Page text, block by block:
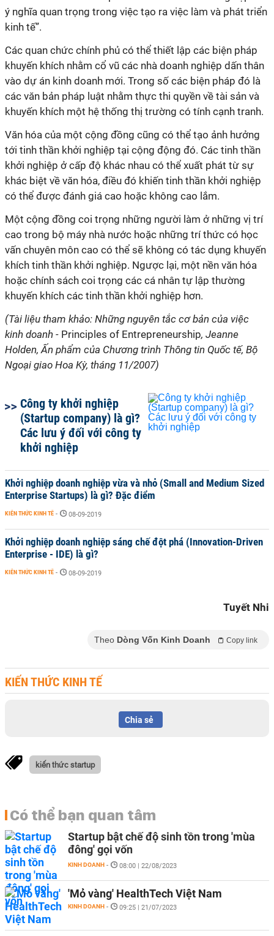
ý nghĩa quan trọng trong việc tạo ra việc làm và phát triển
kinh tế”.
Các quan chức chính phủ có thể thiết lập các biện pháp
khuyến khích nhằm cổ vũ các nhà doanh nghiệp dấn thân
vào dự án kinh doanh mới. Trong số các biện pháp đó là
các văn bản pháp luật nhằm thực thi quyền về tài sản và
khuyến khích một hệ thống thị trường có tính cạnh tranh.
Văn hóa của một cộng đồng cũng có thể tạo ảnh hưởng
tới tinh thần khởi nghiệp tại cộng động đó. Các tinh thần
khởi nghiệp ở cấp độ khác nhau có thể xuất phát từ sự
khác biệt về văn hóa, điều đó khiến tinh thần khởi nghiệp
có thể được đánh giá cao hoặc không cao lắm.
Một cộng đồng coi trọng những người làm ở những vị trí
cao trong bộ máy nhà nước hoặc những trí thức có học
vấn chuyên môn cao có thể sẽ không có tác dụng khuyến
khích tinh thần khởi nghiệp. Ngược lại, một nền văn hóa
hoặc chính sách coi trọng các cá nhân tự lập thường
khuyến khích các tinh thần khởi nghiệp hơn.
(Tài liệu tham khảo: Những nguyên tắc cơ bản của việc
kinh doanh - Principles of Entrepreneurship, Jeanne
Holden, Ấn phẩm của Chương trình Thông tin Quốc tế, Bộ
Ngoại giao Hoa Kỳ, tháng 11/2007)
Công ty khởi nghiệp
(Startup company) là gì?
Các lưu ý đối với công ty
khởi nghiệp
Khởi nghiệp doanh nghiệp vừa và nhỏ (Small and Medium Sized
Enterprise Startups) là gì? Đặc điểm
KIẾN THỨC KINH TẾ - 08-09-2019
Khởi nghiệp doanh nghiệp sáng chế đột phá (Innovation-Driven
Enterprise - IDE) là gì?
KIẾN THỨC KINH TẾ - 08-09-2019
Tuyết Nhi
Theo Dòng Vốn Kinh Doanh Copy link
KIẾN THỨC KINH TẾ
Chia sẻ
kiến thức startup
Có thể bạn quan tâm
Startup bật chế độ sinh tồn trong 'mùa
đông' gọi vốn
KINH DOANH - 08:00 | 22/08/2023
'Mỏ vàng' HealthTech Việt Nam
KINH DOANH - 09:25 | 21/07/2023